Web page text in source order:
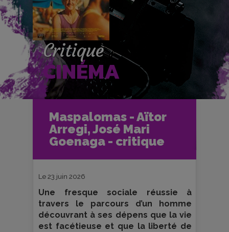
Critique
CINÉMA
Maspalomas - Aïtor
Arregi, José Mari
Goenaga - critique
Accueil
Cinéma
Critiques et fiches films
Maspalomas - Aïtor Arregi, José Mari
Goenaga - critique
Le 23 juin 2026
Une fresque sociale réussie à
travers le parcours d’un homme
découvrant à ses dépens que la vie
est facétieuse et que la liberté de